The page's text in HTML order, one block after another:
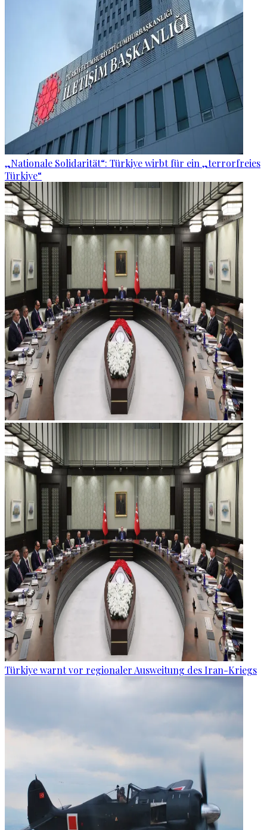
„Nationale Solidarität“: Türkiye wirbt für ein „terrorfreies
Türkiye“
Türkiye warnt vor regionaler Ausweitung des Iran-Kriegs